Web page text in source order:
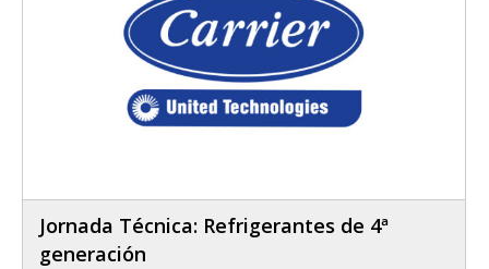
Jornada Técnica: Refrigerantes de 4ª
generación